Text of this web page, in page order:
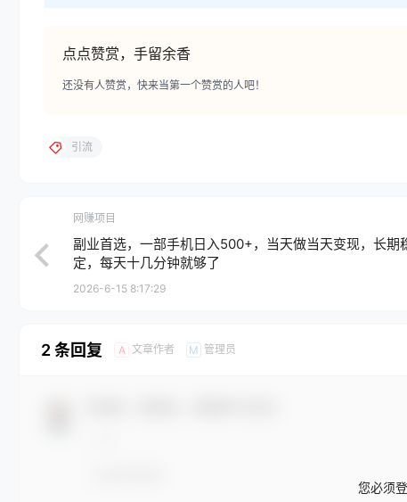
点点赞赏，手留余香
还没有人赞赏，快来当第一个赞赏的人吧！
引流
网赚项目
副业首选，一部手机日入500+，当天做当天变现，长期
定，每天十几分钟就够了
2026-6-15 8:17:29
2 条回复 A 文章作者 M 管理员
您必须